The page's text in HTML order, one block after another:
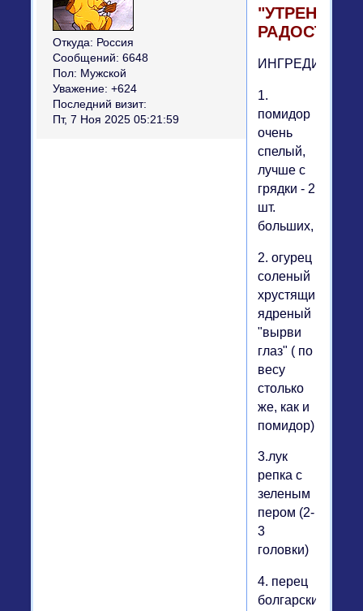
Откуда: Россия
Сообщений: 6648
Пол: Мужской
Уважение: +624
Последний визит:
Пт, 7 Ноя 2025 05:21:59
"УТРЕННЯЯ
РАДОСТЬ"
ИНГРЕДИЕНТЫ:
1.
помидор
очень
спелый,
лучше с
грядки - 2
шт.
больших,
2. огурец
соленый
хрустящий,
ядреный
"вырви
глаз" ( по
весу
столько
же, как и
помидор)
3.лук
репка с
зеленым
пером (2-
3
головки)
4. перец
болгарский